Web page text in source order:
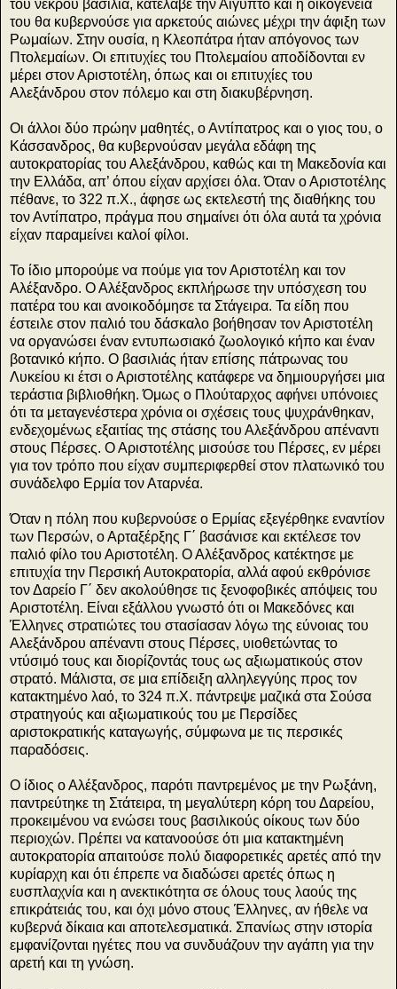
του νεκρού βασιλιά, κατέλαβε την Αίγυπτο και η οικογένειά
του θα κυβερνούσε για αρκετούς αιώνες μέχρι την άφιξη των
Ρωμαίων. Στην ουσία, η Κλεοπάτρα ήταν απόγονος των
Πτολεμαίων. Οι επιτυχίες του Πτολεμαίου αποδίδονται εν
μέρει στον Αριστοτέλη, όπως και οι επιτυχίες του
Αλεξάνδρου στον πόλεμο και στη διακυβέρνηση.
Οι άλλοι δύο πρώην μαθητές, ο Αντίπατρος και ο γιος του, ο
Κάσσανδρος, θα κυβερνούσαν μεγάλα εδάφη της
αυτοκρατορίας του Αλεξάνδρου, καθώς και τη Μακεδονία και
την Ελλάδα, απ’ όπου είχαν αρχίσει όλα. Όταν ο Αριστοτέλης
πέθανε, το 322 π.Χ., άφησε ως εκτελεστή της διαθήκης του
τον Αντίπατρο, πράγμα που σημαίνει ότι όλα αυτά τα χρόνια
είχαν παραμείνει καλοί φίλοι.
Το ίδιο μπορούμε να πούμε για τον Αριστοτέλη και τον
Αλέξανδρο. Ο Αλέξανδρος εκπλήρωσε την υπόσχεση του
πατέρα του και ανοικοδόμησε τα Στάγειρα. Τα είδη που
έστειλε στον παλιό του δάσκαλο βοήθησαν τον Αριστοτέλη
να οργανώσει έναν εντυπωσιακό ζωολογικό κήπο και έναν
βοτανικό κήπο. Ο βασιλιάς ήταν επίσης πάτρωνας του
Λυκείου κι έτσι ο Αριστοτέλης κατάφερε να δημιουργήσει μια
τεράστια βιβλιοθήκη. Όμως ο Πλούταρχος αφήνει υπόνοιες
ότι τα μεταγενέστερα χρόνια οι σχέσεις τους ψυχράνθηκαν,
ενδεχομένως εξαιτίας της στάσης του Αλεξάνδρου απέναντι
στους Πέρσες. Ο Αριστοτέλης μισούσε του Πέρσες, εν μέρει
για τον τρόπο που είχαν συμπεριφερθεί στον πλατωνικό του
συνάδελφο Ερμία τον Αταρνέα.
Όταν η πόλη που κυβερνούσε ο Ερμίας εξεγέρθηκε εναντίον
των Περσών, ο Αρταξέρξης Γ΄ βασάνισε και εκτέλεσε τον
παλιό φίλο του Αριστοτέλη. Ο Αλέξανδρος κατέκτησε με
επιτυχία την Περσική Αυτοκρατορία, αλλά αφού εκθρόνισε
τον Δαρείο Γ΄ δεν ακολούθησε τις ξενοφοβικές απόψεις του
Αριστοτέλη. Είναι εξάλλου γνωστό ότι οι Μακεδόνες και
Έλληνες στρατιώτες του στασίασαν λόγω της εύνοιας του
Αλεξάνδρου απέναντι στους Πέρσες, υιοθετώντας το
ντύσιμό τους και διορίζοντάς τους ως αξιωματικούς στον
στρατό. Μάλιστα, σε μια επίδειξη αλληλεγγύης προς τον
κατακτημένο λαό, το 324 π.Χ. πάντρεψε μαζικά στα Σούσα
στρατηγούς και αξιωματικούς του με Περσίδες
αριστοκρατικής καταγωγής, σύμφωνα με τις περσικές
παραδόσεις.
Ο ίδιος ο Αλέξανδρος, παρότι παντρεμένος με την Ρωξάνη,
παντρεύτηκε τη Στάτειρα, τη μεγαλύτερη κόρη του Δαρείου,
προκειμένου να ενώσει τους βασιλικούς οίκους των δύο
περιοχών. Πρέπει να κατανοούσε ότι μια κατακτημένη
αυτοκρατορία απαιτούσε πολύ διαφορετικές αρετές από την
κυρίαρχη και ότι έπρεπε να διαδώσει αρετές όπως η
ευσπλαχνία και η ανεκτικότητα σε όλους τους λαούς της
επικράτειάς του, και όχι μόνο στους Έλληνες, αν ήθελε να
κυβερνά δίκαια και αποτελεσματικά. Σπανίως στην ιστορία
εμφανίζονται ηγέτες που να συνδυάζουν την αγάπη για την
αρετή και τη γνώση.